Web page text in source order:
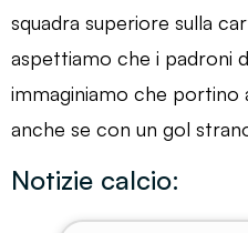
squadra superiore sulla
aspettiamo che i padroni
immaginiamo che portino
anche se con un gol
Notizie calcio: